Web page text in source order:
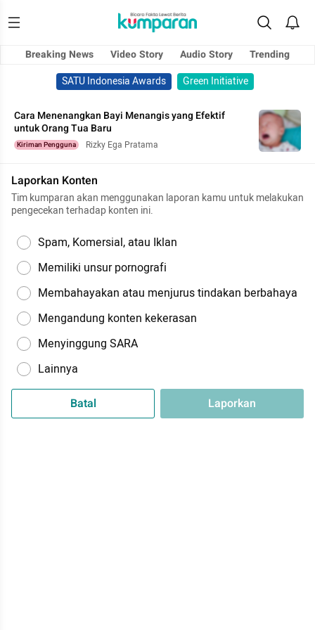
Breaking News Video Story Audio Story
Trending
SATU Indonesia Awards
Green Initiative
Cara Menenangkan Bayi Menangis yang Efektif
untuk Orang Tua Baru
Kiriman Pengguna Rizky Ega Pratama
Laporkan Konten
Tim kumparan akan menggunakan laporan kamu untuk melakukan
pengecekan terhadap konten ini.
Spam, Komersial, atau Iklan
Memiliki unsur pornografi
Membahayakan atau menjurus tindakan berbahaya
Mengandung konten kekerasan
Menyinggung SARA
Lainnya
Batal Laporkan